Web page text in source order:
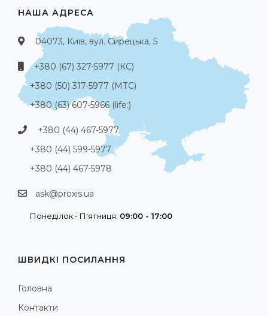
НАША АДРЕСА
04073, Київ, вул. Сирецька, 5
+380 (67) 327-5977 (КС)
+380 (50) 317-5977 (МТС)
+380 (63) 607-5966 (life:)
+380 (44) 467-5977
+380 (44) 599-5977
+380 (44) 467-5978
ask@proxis.ua
Понеділок - П'ятниця: 09:00 - 17:00
ШВИДКІ ПОСИЛАННЯ
Головна
Контакти